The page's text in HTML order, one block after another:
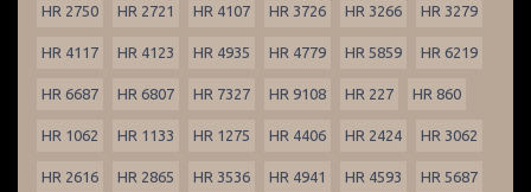
HR 2750 HR 2721 HR 4107 HR 3726 HR 3266 HR 3279
HR 4117 HR 4123 HR 4935 HR 4779 HR 5859 HR 6219
HR 6687 HR 6807 HR 7327 HR 9108 HR 227 HR 860
HR 1062 HR 1133 HR 1275 HR 4406 HR 2424 HR 3062
HR 2616 HR 2865 HR 3536 HR 4941 HR 4593 HR 5687